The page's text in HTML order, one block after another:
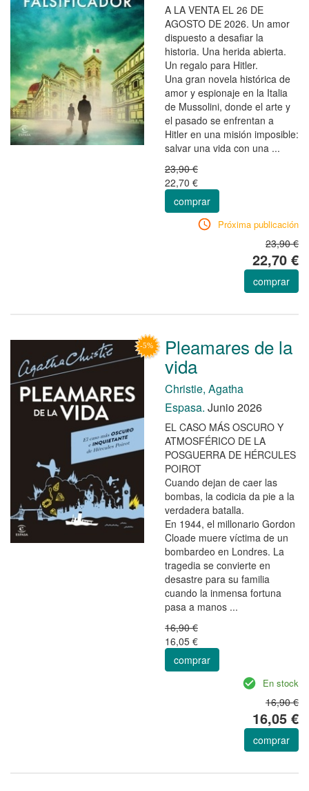
A LA VENTA EL 26 DE
AGOSTO DE 2026. Un amor
dispuesto a desafiar la
historia. Una herida abierta.
Un regalo para Hitler.
Una gran novela histórica de
amor y espionaje en la Italia
de Mussolini, donde el arte y
el pasado se enfrentan a
Hitler en una misión imposible:
salvar una vida con una ...
23,90 €
22,70 €
comprar
Próxima publicación
23,90 €
22,70 €
comprar
Pleamares de la
vida
Christie, Agatha
Espasa. Junio 2026
EL CASO MÁS OSCURO Y
ATMOSFÉRICO DE LA
POSGUERRA DE HÉRCULES
POIROT
Cuando dejan de caer las
bombas, la codicia da pie a la
verdadera batalla.
En 1944, el millonario Gordon
Cloade muere víctima de un
bombardeo en Londres. La
tragedia se convierte en
desastre para su familia
cuando la inmensa fortuna
pasa a manos ...
16,90 €
16,05 €
comprar
En stock
16,90 €
16,05 €
comprar